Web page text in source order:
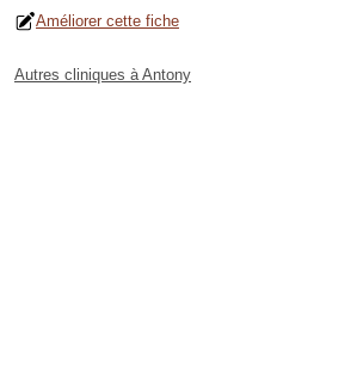
Améliorer cette fiche
Autres cliniques à Antony